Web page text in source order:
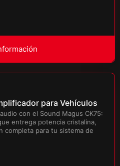
para Vehículos
con el Sound Magus CK75:
entrega potencia cristalina,
completa para tu sistema de